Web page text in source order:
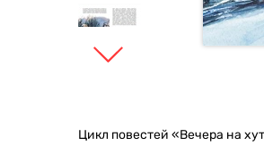
Цикл повестей «Вечера на